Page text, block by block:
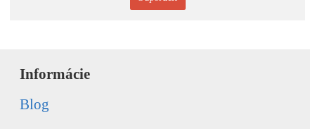
Informácie
Blog